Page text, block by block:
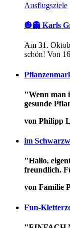
Ausflugsziele
🎃👻 Karls
Am 31.
schön! Von
"Wenn man
gesunde
von Philipp
im
"Hallo,
freundlich.
von Familie
Fun-